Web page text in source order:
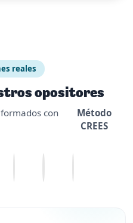
reales
opositores
con
Método
CREES